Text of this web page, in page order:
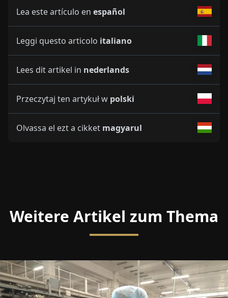
Lea este artículo en español
Leggi questo articolo italiano
Lees dit artikel in nederlands
Przeczytaj ten artykuł w polski
Olvassa el ezt a cikket magyarul
Weitere Artikel zum Thema